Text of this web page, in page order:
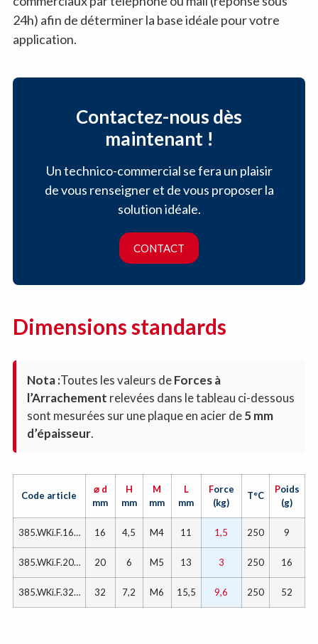
24h) afin de déterminer la base idéale pour votre
application.
Contactez-nous dès
maintenant !
Un technico-commercial se fera un plaisir
de vous renseigner et de vous proposer la
solution idéale.
CONTACT
Dimensions standards
Nota :Toutes les valeurs deForces à
l’Arrachement relevées dans le tableau ci-dessous
sont mesurées sur une plaque en acier de5 mm
d’épaisseur.
Code article
⌀ d
mm
H
mm
M
mm
L
mm
Force
(kg)
T°C
Poids
(g)
385.WKi.F.16… 16 4,5 M4 11 1,5 250 9
385.WKi.F.20… 20 6 M5 13 3 250 16
385.WKi.F.32… 32 7,2 M6 15,5 9,6 250 52